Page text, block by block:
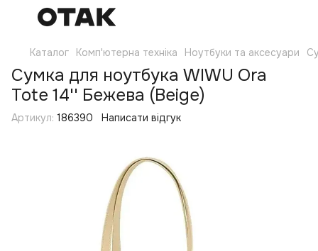
Каталог Комп'ютерна техніка Ноутбуки та аксесуари
Сумка для ноутбука WIWU Ora
Tote 14'' Бежева (Beige)
Артикул: 186390 Написати відгук